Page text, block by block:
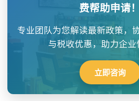
费帮助申请！
专业团队为您解读最新政策，
与税收优惠，助力企
立即咨询